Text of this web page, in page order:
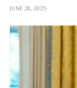
JUNE 28, 2025